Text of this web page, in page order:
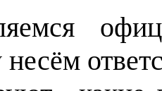
несём